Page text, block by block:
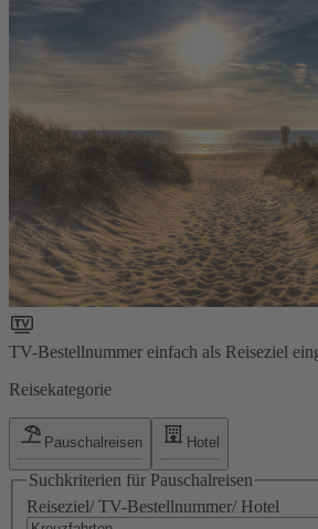
TV-Bestellnummer einfach als Reiseziel
Reisekategorie
Pauschalreisen Hotel
Suchkriterien für Pauschalreisen
Reiseziel/ TV-Bestellnummer/ Hotel